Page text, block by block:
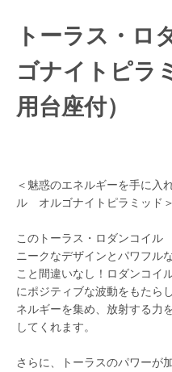
トーラス・
ゴナイトピラ
用台座付）
＜魅惑のエネルギーを手に入
ル オルゴナイトピラミッド＞
このトーラス・ロダンコイ
ニークなデザインとパワフル
こと間違いなし！ロダンコイ
にポジティブな波動をもたら
ネルギーを集め、放射する力
してくれます。
さらに、トーラスのパワーが